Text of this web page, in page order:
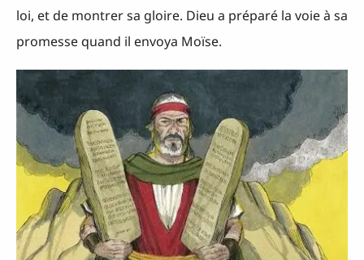
loi, et de montrer sa gloire. Dieu a préparé la voie à sa
promesse quand il envoya Moïse.